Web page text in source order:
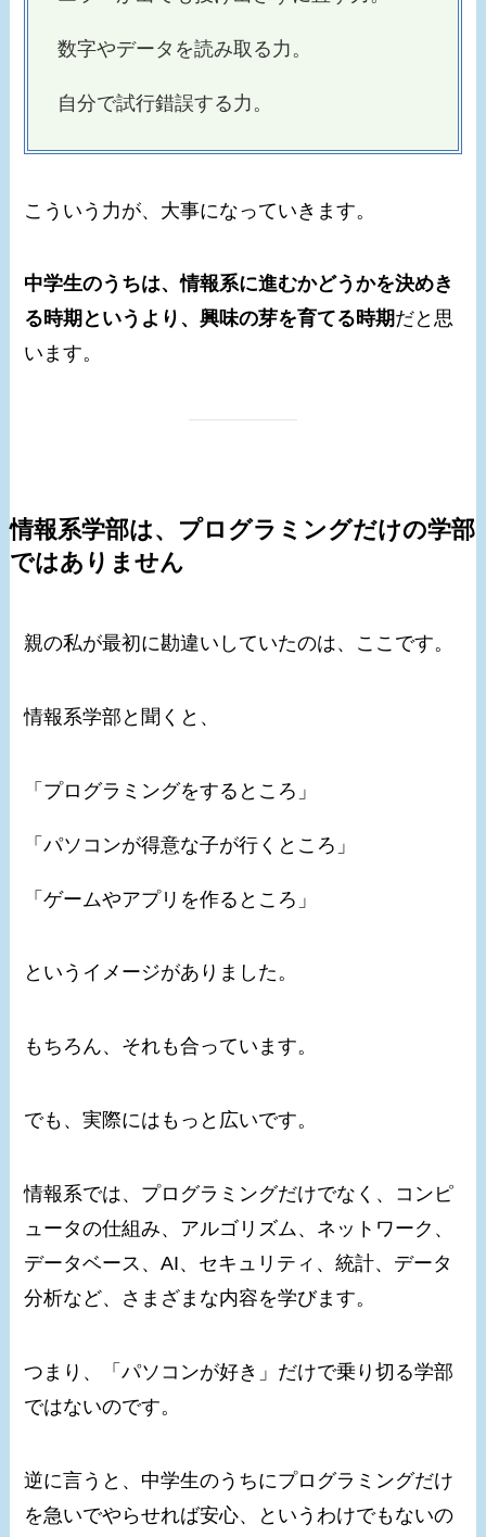
数字やデータを読み取る力。
自分で試行錯誤する力。
こういう力が、大事になっていきます。
中学生のうちは、情報系に進むかどうかを決めき
る時期というより、興味の芽を育てる時期だと思
います。
情報系学部は、プログラミングだけの学部
ではありません
親の私が最初に勘違いしていたのは、ここです。
情報系学部と聞くと、
「プログラミングをするところ」
「パソコンが得意な子が行くところ」
「ゲームやアプリを作るところ」
というイメージがありました。
もちろん、それも合っています。
でも、実際にはもっと広いです。
情報系では、プログラミングだけでなく、コンピ
ュータの仕組み、アルゴリズム、ネットワーク、
データベース、AI、セキュリティ、統計、データ
分析など、さまざまな内容を学びます。
つまり、「パソコンが好き」だけで乗り切る学部
ではないのです。
逆に言うと、中学生のうちにプログラミングだけ
を急いでやらせれば安心、というわけでもないの